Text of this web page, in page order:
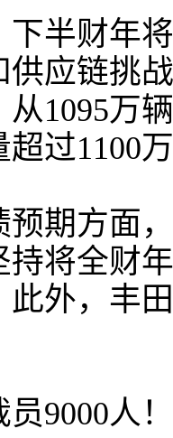
下半财年
应链挑
1095万
过1100
预期方面
持将全财
此外，丰
员9000人